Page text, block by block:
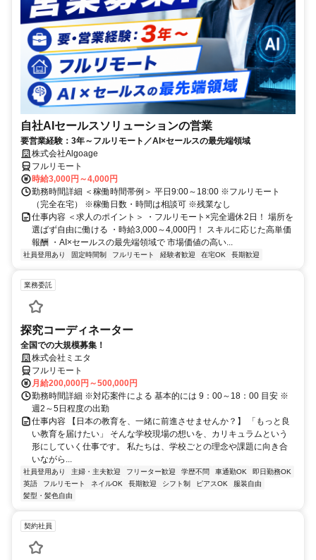
自社AIセールスソリューションの営業
要営業経験：3年～フルリモート／AI×セールスの最先端領域
株式会社Algoage
フルリモート
時給3,000円～4,000円
勤務時間詳細 ＜稼働時間帯例＞ 平日9:00～18:00 ※フルリモート
（完全在宅） ※稼働日数・時間は相談可 ※残業なし
仕事内容 ＜求人のポイント＞ ・フルリモート×完全週休2日！ 場所を
選ばず自由に働ける ・時給3,000～4,000円！ スキルに応じた高単価
報酬 ・AI×セールスの最先端領域で 市場価値の高い...
社員登用あり 固定時間制 フルリモート 経験者歓迎 在宅OK 長期歓迎
業務委託
探究コーディネーター
全国での大規模募集！
株式会社ミエタ
フルリモート
月給200,000円～500,000円
勤務時間詳細 ※対応案件による 基本的には 9：00～18：00 目安 ※
週2～5日程度の出勤
仕事内容 【日本の教育を、一緒に前進させませんか？】 「もっと良
い教育を届けたい」 そんな学校現場の想いを、カリキュラムという
形にしていく仕事です。 私たちは、学校ごとの理念や課題に向き合
いながら...
社員登用あり 主婦・主夫歓迎 フリーター歓迎 学歴不問 車通勤OK
即日勤務OK
英語
フルリモート ネイルOK 長期歓迎 シフト制 ピアスOK
服装自由
髪型・髪色自由
契約社員